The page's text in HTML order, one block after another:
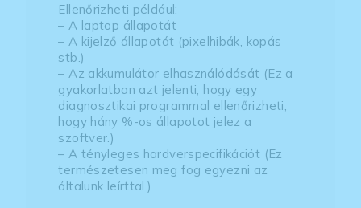
Ellenőrizheti például:
– A laptop állapotát
– A kijelző állapotát (pixelhibák, kopás
stb.)
– Az akkumulátor elhasználódását (Ez a
gyakorlatban azt jelenti, hogy egy
diagnosztikai programmal ellenőrizheti,
hogy hány %-os állapotot jelez a
szoftver.)
– A tényleges hardverspecifikációt (Ez
természetesen meg fog egyezni az
általunk leírttal.)